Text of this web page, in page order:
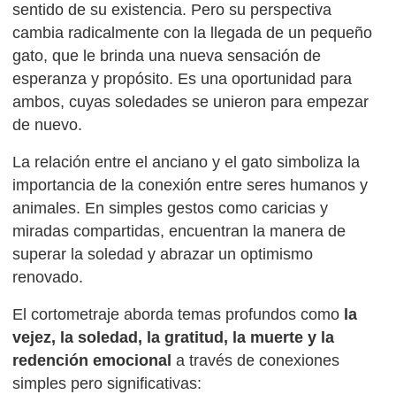
sentido de su existencia. Pero su perspectiva
cambia radicalmente con la llegada de un pequeño
gato, que le brinda una nueva sensación de
esperanza y propósito. Es una oportunidad para
ambos, cuyas soledades se unieron para empezar
de nuevo.
La relación entre el anciano y el gato simboliza la
importancia de la conexión entre seres humanos y
animales. En simples gestos como caricias y
miradas compartidas, encuentran la manera de
superar la soledad y abrazar un optimismo
renovado.
El cortometraje aborda temas profundos como la
vejez, la soledad, la gratitud, la muerte y la
redención emocional a través de conexiones
simples pero significativas: